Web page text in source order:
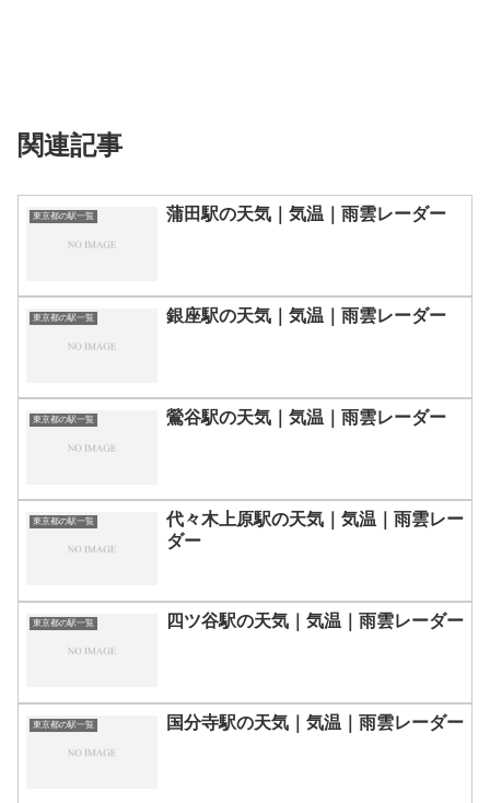
関連記事
東京都の駅一覧 蒲田駅の天気｜気温｜雨雲レーダー
東京都の駅一覧 銀座駅の天気｜気温｜雨雲レーダー
東京都の駅一覧 鶯谷駅の天気｜気温｜雨雲レーダー
東京都の駅一覧
代々木上原駅の天気｜気温｜雨雲レー
ダー
東京都の駅一覧 四ツ谷駅の天気｜気温｜雨雲レーダー
東京都の駅一覧 国分寺駅の天気｜気温｜雨雲レーダー